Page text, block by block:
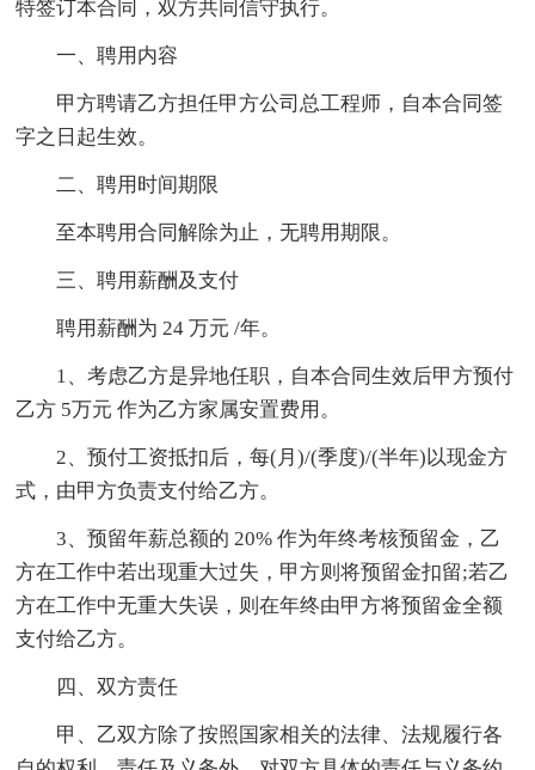
特签订本合同，双方共同信守执行。
一、聘用内容
甲方聘请乙方担任甲方公司总工程师，自本合同签
字之日起生效。
二、聘用时间期限
至本聘用合同解除为止，无聘用期限。
三、聘用薪酬及支付
聘用薪酬为 24 万元 /年。
1、考虑乙方是异地任职，自本合同生效后甲方预付
乙方 5万元 作为乙方家属安置费用。
2、预付工资抵扣后，每(月)/(季度)/(半年)以现金方
式，由甲方负责支付给乙方。
3、预留年薪总额的 20% 作为年终考核预留金，乙
方在工作中若出现重大过失，甲方则将预留金扣留;若乙
方在工作中无重大失误，则在年终由甲方将预留金全额
支付给乙方。
四、双方责任
甲、乙双方除了按照国家相关的法律、法规履行各